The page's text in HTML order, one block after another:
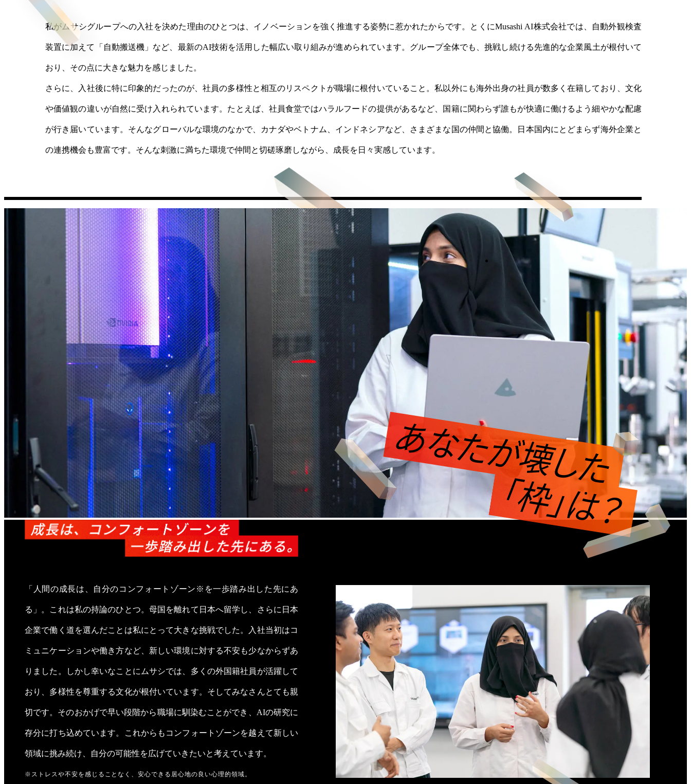
私がムサシグループへの入社を決めた理由のひとつは、イノベーションを強く推進する姿勢に惹かれたからです。とくにMusashi AI株式会社では、自動外観検査
装置に加えて「自動搬送機」など、最新のAI技術を活用した幅広い取り組みが進められています。グループ全体でも、挑戦し続ける先進的な企業風土が根付いて
おり、その点に大きな魅力を感じました。
さらに、入社後に特に印象的だったのが、社員の多様性と相互のリスペクトが職場に根付いていること。私以外にも海外出身の社員が数多く在籍しており、文化
や価値観の違いが自然に受け入れられています。たとえば、社員食堂ではハラルフードの提供があるなど、国籍に関わらず誰もが快適に働けるよう細やかな配慮
が行き届いています。そんなグローバルな環境のなかで、カナダやベトナム、インドネシアなど、さまざまな国の仲間と協働。日本国内にとどまらず海外企業と
の連携機会も豊富です。そんな刺激に満ちた環境で仲間と切磋琢磨しながら、成長を日々実感しています。
「人間の成長は、自分のコンフォートゾーン※を一歩踏み出した先にあ
る」。これは私の持論のひとつ。母国を離れて日本へ留学し、さらに日本
企業で働く道を選んだことは私にとって大きな挑戦でした。入社当初はコ
ミュニケーションや働き方など、新しい環境に対する不安も少なからずあ
りました。しかし幸いなことにムサシでは、多くの外国籍社員が活躍して
おり、多様性を尊重する文化が根付いています。そしてみなさんとても親
切です。そのおかげで早い段階から職場に馴染むことができ、AIの研究に
存分に打ち込めています。これからもコンフォートゾーンを越えて新しい
領域に挑み続け、自分の可能性を広げていきたいと考えています。
※ストレスや不安を感じることなく、安心できる居心地の良い心理的領域。